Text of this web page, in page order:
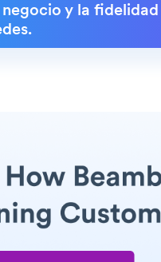
negocio y la